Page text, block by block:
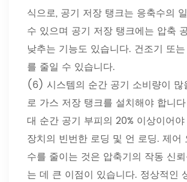
식으로, 공기 저장 탱크는 응축수의
수 있으며 공기 저장 탱크에는 압축
낮추는 기능도 있습니다. 건조기 또
를 줄일 수 있습니다.
(6) 시스템의 순간 공기 소비량이 많
로 가스 저장 탱크를 설치해야 합니
대 순간 공기 부피의 20% 이상이어
장치의 빈번한 로딩 및 언 로딩. 제어
수를 줄이는 것은 압축기의 작동 신
는 데 큰 이점이 있습니다. 정상적인